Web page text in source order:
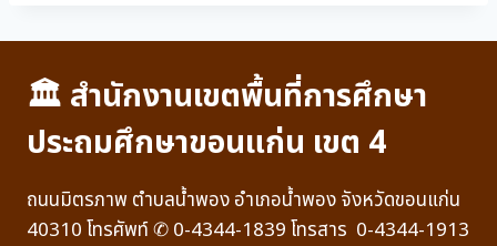
🏛 สำนักงานเขตพื้นที่การศึกษา
ประถมศึกษาขอนแก่น เขต 4
ถนนมิตรภาพ ตำบลน้ำพอง อำเภอน้ำพอง จังหวัดขอนแก่น
40310 โทรศัพท์ ✆ 0-4344-1839 โทรสาร 0-4344-1913